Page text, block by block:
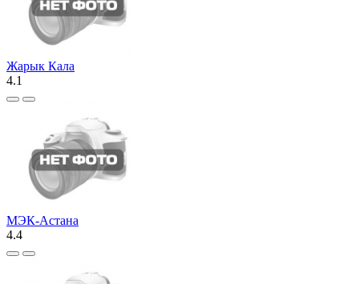
Жарык Кала
4.1
МЭК-Астана
4.4